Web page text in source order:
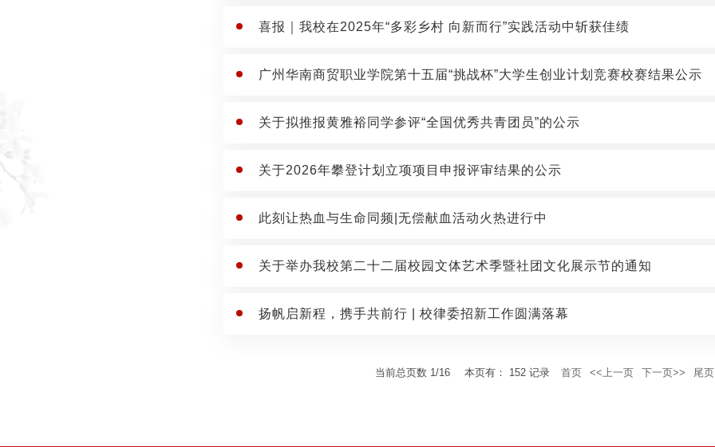
喜报｜我校在2025年“多彩乡村 向新而行”实践活动中斩获佳绩
广州华南商贸职业学院第十五届“挑战杯”大学生创业计划竞赛校赛结果公示
关于拟推报黄雅裕同学参评“全国优秀共青团员”的公示
关于2026年攀登计划立项项目申报评审结果的公示
此刻让热血与生命同频|无偿献血活动火热进行中
关于举办我校第二十二届校园文体艺术季暨社团文化展示节的通知
扬帆启新程，携手共前行 | 校律委招新工作圆满落幕
当前总页数 1/16 本页有： 152 记录 首页 <<上一页 下一页>> 尾页